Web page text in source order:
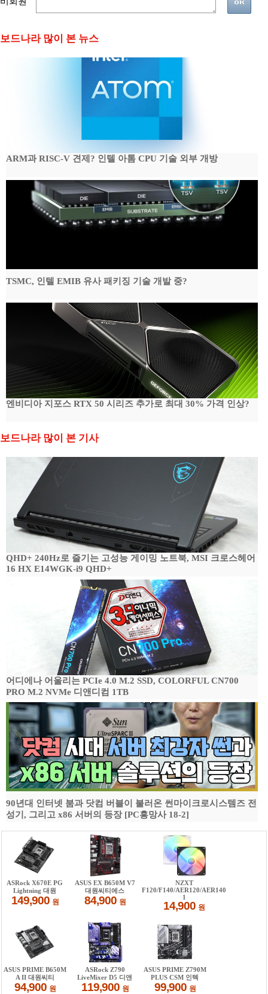
보드나라 많이 본 뉴스
ARM과 RISC-V 견제? 인텔 아톰 CPU 기술 외부 개방
TSMC, 인텔 EMIB 유사 패키징 기술 개발 중?
엔비디아 지포스 RTX 50 시리즈 추가로 최대 30% 가격 인상?
보드나라 많이 본 기사
QHD+ 240Hz로 즐기는 고성능 게이밍 노트북, MSI 크로스헤어
16 HX E14WGK-i9 QHD+
어디에나 어울리는 PCIe 4.0 M.2 SSD, COLORFUL CN700
PRO M.2 NVMe 디앤디컴 1TB
90년대 인터넷 붐과 닷컴 버블이 불러온 썬마이크로시스템즈 전
성기, 그리고 x86 서버의 등장 [PC흥망사 18-2]